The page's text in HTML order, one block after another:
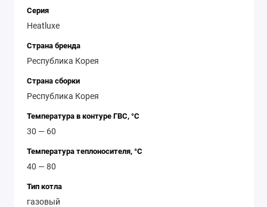
Серия
Heatluxe
Страна бренда
Республика Корея
Страна сборки
Республика Корея
Температура в контуре ГВС, °С
30 — 60
Температура теплоносителя, °С
40 — 80
Тип котла
газовый